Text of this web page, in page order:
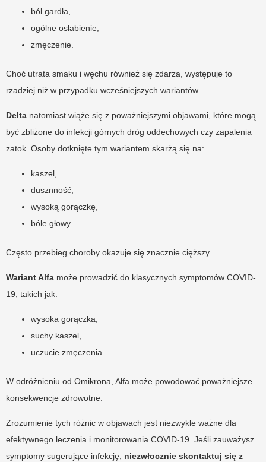
ból gardła,
ogólne osłabienie,
zmęczenie.
Choć utrata smaku i węchu również się zdarza, występuje to
rzadziej niż w przypadku wcześniejszych wariantów.
Delta natomiast wiąże się z poważniejszymi objawami, które mogą
być zbliżone do infekcji górnych dróg oddechowych czy zapalenia
zatok. Osoby dotknięte tym wariantem skarżą się na:
kaszel,
dusznność,
wysoką gorączkę,
bóle głowy.
Często przebieg choroby okazuje się znacznie cięższy.
Wariant Alfa może prowadzić do klasycznych symptomów COVID-
19, takich jak:
wysoka gorączka,
suchy kaszel,
uczucie zmęczenia.
W odróżnieniu od Omikrona, Alfa może powodować poważniejsze
konsekwencje zdrowotne.
Zrozumienie tych różnic w objawach jest niezwykle ważne dla
efektywnego leczenia i monitorowania COVID-19. Jeśli zauważysz
symptomy sugerujące infekcję, niezwłocznie skontaktuj się z